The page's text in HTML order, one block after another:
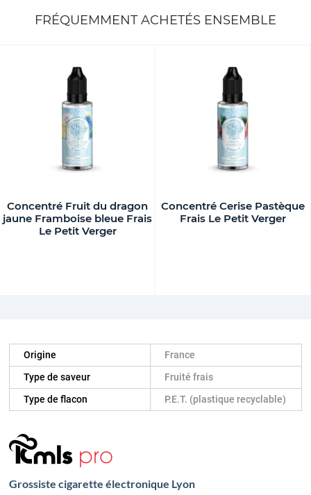
FRÉQUEMMENT ACHETÉS ENSEMBLE
Concentré Fruit du dragon
jaune Framboise bleue Frais
Le Petit Verger
Concentré Cerise Pastèque
Frais Le Petit Verger
Origine
France
Type de saveur
Fruité frais
Type de flacon
P.E.T. (plastique recyclable)
Grossiste cigarette électronique Lyon